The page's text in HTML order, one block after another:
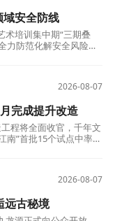
域安全防线
术培训集中期“三期叠
力防范化解安全风险。
2026-08-07
完成提升改造
程将全面收官，千年文
南”首批15个试点中率先
2026-08-07
远古秘境